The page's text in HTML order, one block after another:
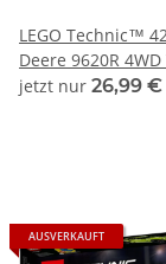
LEGO Technic™
Deere 9620R
jetzt nur 26,99 €
AUSVERKAUFT